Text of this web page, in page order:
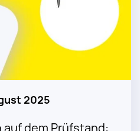
2025
auf dem Prüfstand: